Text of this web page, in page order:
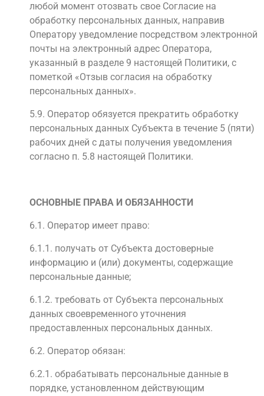
любой момент отозвать свое Согласие на
обработку персональных данных, направив
Оператору уведомление посредством электронной
почты на электронный адрес Оператора,
указанный в разделе 9 настоящей Политики, с
пометкой «Отзыв согласия на обработку
персональных данных».
5.9. Оператор обязуется прекратить обработку
персональных данных Субъекта в течение 5 (пяти)
рабочих дней с даты получения уведомления
согласно п. 5.8 настоящей Политики.
ОСНОВНЫЕ ПРАВА И ОБЯЗАННОСТИ
6.1. Оператор имеет право:
6.1.1. получать от Субъекта достоверные
информацию и (или) документы, содержащие
персональные данные;
6.1.2. требовать от Субъекта персональных
данных своевременного уточнения
предоставленных персональных данных.
6.2. Оператор обязан:
6.2.1. обрабатывать персональные данные в
порядке, установленном действующим